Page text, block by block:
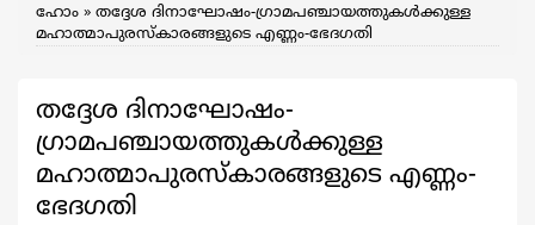
Breadcrumb
ഹോം
തദ്ദേശ ദിനാഘോഷം-ഗ്രാമപഞ്ചായത്തുകൾക്കുള്ള
മഹാത്മാപുരസ്കാരങ്ങളുടെ എണ്ണം-ഭേദഗതി
തദ്ദേശ ദിനാഘോഷം-
ഗ്രാമപഞ്ചായത്തുകൾക്കുള്ള
മഹാത്മാപുരസ്കാരങ്ങളുടെ എണ്ണം-
ഭേദഗതി